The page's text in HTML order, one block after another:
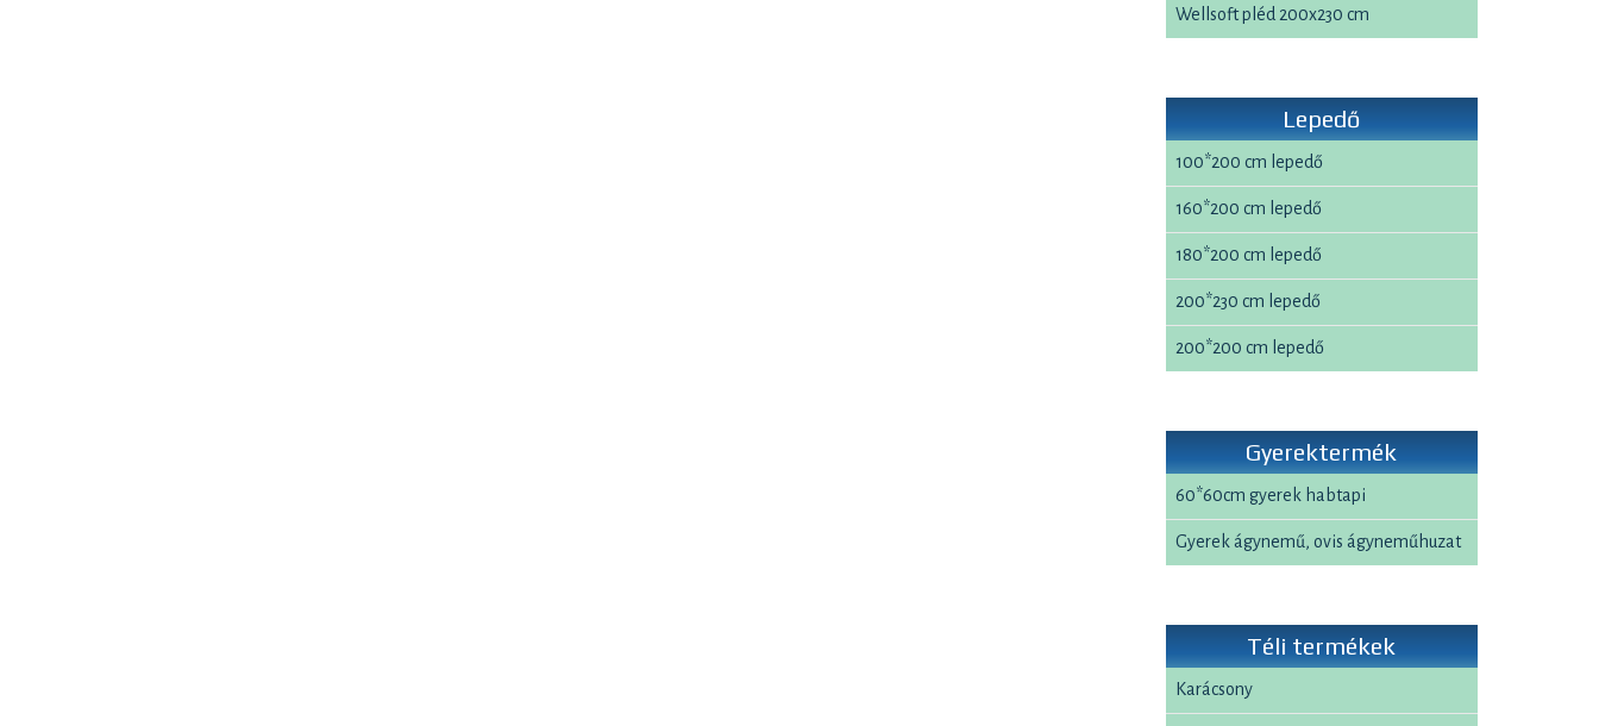
Wellsoft pléd 200x230 cm
Lepedő
100*200 cm lepedő
160*200 cm lepedő
180*200 cm lepedő
200*230 cm lepedő
200*200 cm lepedő
Gyerektermék
60*60cm gyerek habtapi
Gyerek ágynemű, ovis ágyneműhuzat
Téli termékek
Karácsony